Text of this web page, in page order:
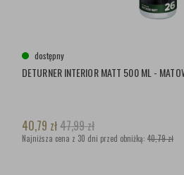
dostępny
DETURNER INTERIOR MATT 500 ML -
40,79 zł47,99zł
Najniższa cena z 30 dni przed obniżką: 40,79 zł